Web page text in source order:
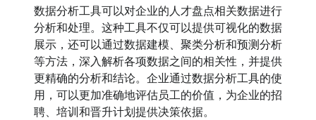
数据分析工具可以对企业的人才盘点相关数据进行
分析和处理。这种工具不仅可以提供可视化的数据
展示，还可以通过数据建模、聚类分析和预测分析
等方法，深入解析各项数据之间的相关性，并提供
更精确的分析和结论。企业通过数据分析工具的使
用，可以更加准确地评估员工的价值，为企业的招
聘、培训和晋升计划提供决策依据。